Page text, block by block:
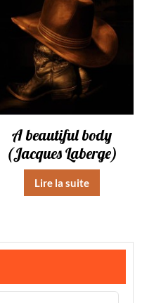
A beautiful body
(Jacques Laberge)
Lire la suite